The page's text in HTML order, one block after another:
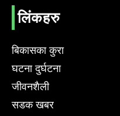
लिंकहरु
बिकासका कुरा
घटना दुर्घटना
जीवनशैली
सडक खबर